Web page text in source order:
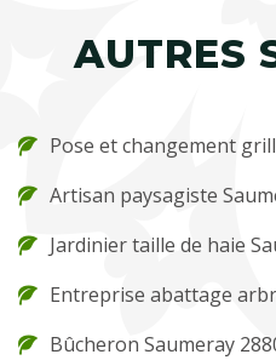
AUTRES
Pose et changement
Artisan paysagiste
Jardinier taille de haie
Entreprise abattage
Bûcheron Saumeray